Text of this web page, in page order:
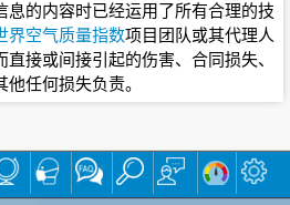
息的内容时已经运用了所有合理的技
界空气质量指数项目团队或其代理人
接或间接引起的伤害、合同损失、
他任何损失负责。